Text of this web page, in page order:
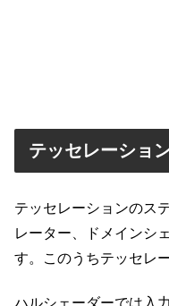
テッセレーショ
テッセレーションのス
レーター、ドメインシ
す。このうちテッセレ
ハルシェーダーでは入